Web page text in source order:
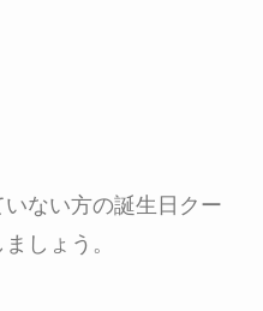
ない方の誕生日クー
しょう。